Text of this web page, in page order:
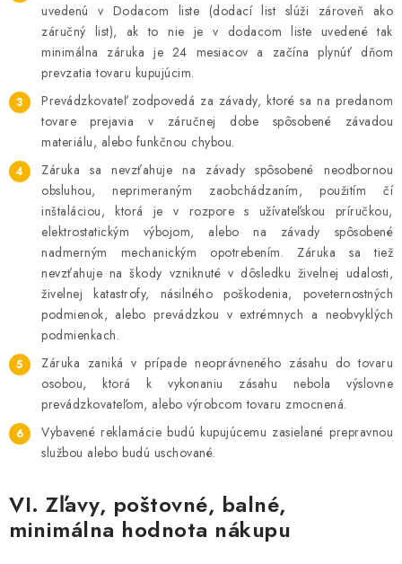
uvedenú v Dodacom liste (dodací list slúži zároveň ako
záručný list), ak to nie je v dodacom liste uvedené tak
minimálna záruka je 24 mesiacov a začína plynúť dňom
prevzatia tovaru kupujúcim.
Prevádzkovateľ zodpovedá za závady, ktoré sa na predanom
tovare prejavia v záručnej dobe spôsobené závadou
materiálu, alebo funkčnou chybou.
Záruka sa nevzťahuje na závady spôsobené neodbornou
obsluhou, neprimeraným zaobchádzaním, použitím čí
inštaláciou, ktorá je v rozpore s užívateľskou príručkou,
elektrostatickým výbojom, alebo na závady spôsobené
nadmerným mechanickým opotrebením. Záruka sa tiež
nevzťahuje na škody vzniknuté v dôsledku živelnej udalosti,
živelnej katastrofy, násilného poškodenia, poveternostných
podmienok, alebo prevádzkou v extrémnych a neobvyklých
podmienkach.
Záruka zaniká v prípade neoprávneného zásahu do tovaru
osobou, ktorá k vykonaniu zásahu nebola výslovne
prevádzkovateľom, alebo výrobcom tovaru zmocnená.
Vybavené reklamácie budú kupujúcemu zasielané prepravnou
službou alebo budú uschované.
VI. Zľavy, poštovné, balné,
minimálna hodnota nákupu